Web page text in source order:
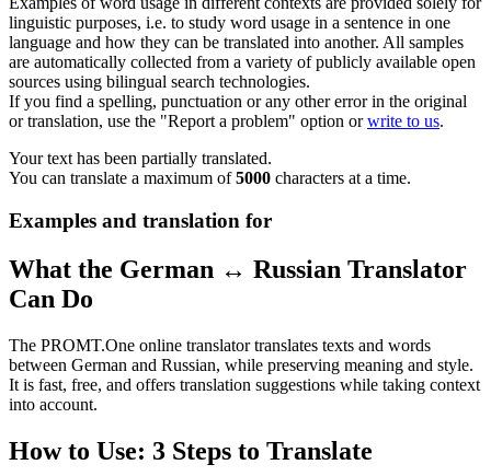
linguistic purposes, i.e. to study word usage in a sentence in one
language and how they can be translated into another. All samples
are automatically collected from a variety of publicly available open
sources using bilingual search technologies.
If you find a spelling, punctuation or any other error in the original
or translation, use the "Report a problem" option orwrite to us.
Your text has been partially translated.
You can translate a maximum of5000 characters at a time.
Examples and translation for
What the German ↔ Russian Translator
Can Do
The PROMT.One online translator translates texts and words
between German and Russian, while preserving meaning and style.
It is fast, free, and offers translation suggestions while taking context
into account.
How to Use: 3 Steps to Translate